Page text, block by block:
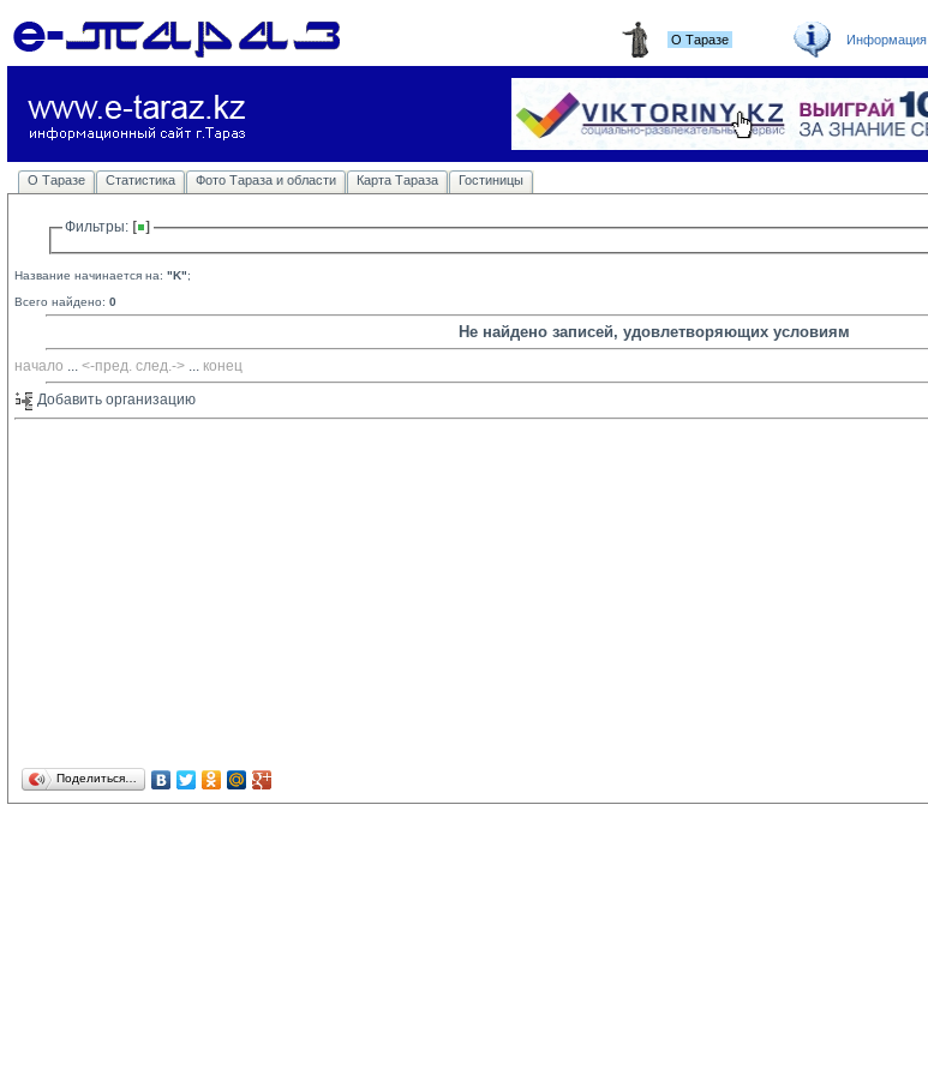
О Таразе Информация
О Таразе Статистика Фото Тараза и области Карта Тараза Гостиницы
Фильтры:
Название начинается на: "K";
Всего найдено: 0
Не найдено записей, удовлетворяющих условиям
начало ... <-пред. след.-> ... конец
Добавить организацию
Поделиться…